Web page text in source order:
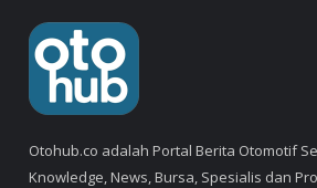
Otohub.co adalah Portal Berita Otomotif
Knowledge, News, Bursa, Spesialis dan